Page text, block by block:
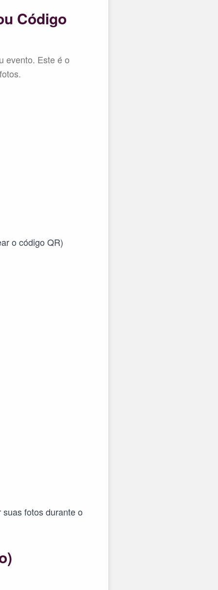
Código
evento. Este é o
o código QR)
fotos durante o